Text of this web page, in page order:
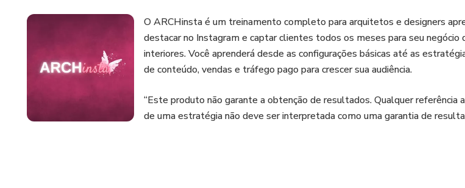
O ARCHinsta é um treinamento completo para arquitetos e designers
destacar no Instagram e captar clientes todos os meses para seu negócio
interiores. Você aprenderá desde as configurações básicas até as
de conteúdo, vendas e tráfego pago para crescer sua audiência.
“Este produto não garante a obtenção de resultados. Qualquer referência
de uma estratégia não deve ser interpretada como uma garantia de